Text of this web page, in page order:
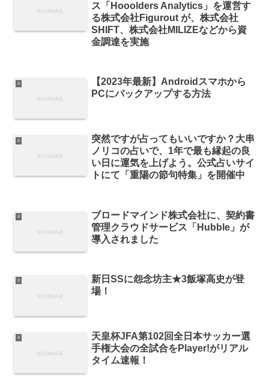
ス「Hooolders Analytics」を運営す
る株式会社Figurout が、株式会社
SHIFT、株式会社MILIZEなどから資
金調達を実施
it
【2023年最新】Androidスマホから
PCにバックアップする方法
it
突然ですが占ってもいいですか？大串
ノリコの占いで、1年で最も縁起の良
い日に運気を上げよう。公式占いサイ
トにて「重陽の節句特集」を開催中
it
ブロードマインド株式会社に、契約書
管理クラウドサービス「Hubble」が
導入されました
it
新日SSに怨念坊主★3飯塚高史が登
場！
it
天皇杯JFA第102回全日本サッカー選
手権大会の全試合をPlayer!がリアル
タイム速報！